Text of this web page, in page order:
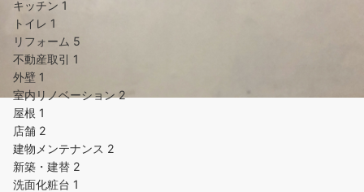
キッチン 1
トイレ 1
リフォーム 5
不動産取引 1
外壁 1
室内リノベーション2
屋根 1
店舗 2
建物メンテナンス 2
新築・建替 2
洗面化粧台 1